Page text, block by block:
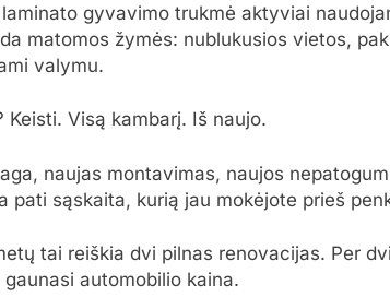
gyvavimo trukmė aktyviai
matomos žymės: nublukusios vietos,
valymu.
Keisti. Visą kambarį. Iš naujo.
naujas montavimas, naujos
pati sąskaita, kurią jau mokėjote prieš
tai reiškia dvi pilnas renovacijas. Per
automobilio kaina.